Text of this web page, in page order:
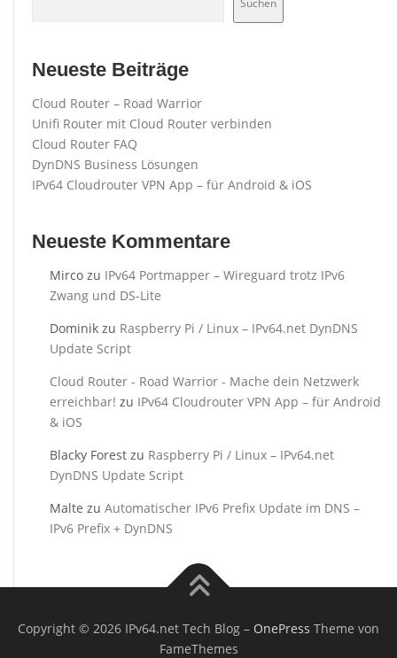
Suchen
Neueste Beiträge
Cloud Router – Road Warrior
Unifi Router mit Cloud Router verbinden
Cloud Router FAQ
DynDNS Business Lösungen
IPv64 Cloudrouter VPN App – für Android & iOS
Neueste Kommentare
Mirco zu IPv64 Portmapper – Wireguard trotz IPv6
Zwang und DS-Lite
Dominik zu Raspberry Pi / Linux – IPv64.net DynDNS
Update Script
Cloud Router - Road Warrior - Mache dein Netzwerk
erreichbar! zu IPv64 Cloudrouter VPN App – für Android
& iOS
Blacky Forest zu Raspberry Pi / Linux – IPv64.net
DynDNS Update Script
Malte zu Automatischer IPv6 Prefix Update im DNS –
IPv6 Prefix + DynDNS
Copyright © 2026 IPv64.net Tech Blog – OnePress Theme von
FameThemes